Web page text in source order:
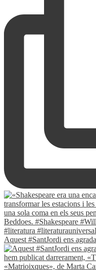
Aquest #SantJordi ens